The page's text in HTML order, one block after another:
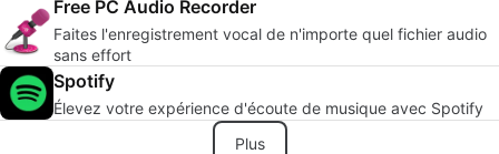
Free PC Audio Recorder
Faites l'enregistrement vocal de n'importe quel fichier audio
sans effort
Spotify
Élevez votre expérience d'écoute de musique avec Spotify
Plus